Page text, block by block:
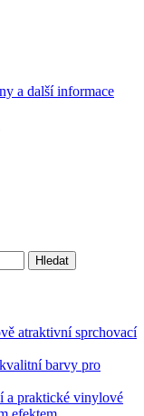
a další informace
atraktivní sprchovací
barvy pro
a praktické vinylové